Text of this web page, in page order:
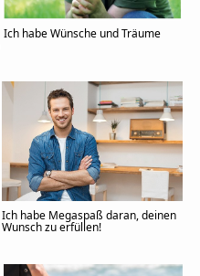
Ich habe Wünsche und Träume
Ich habe Megaspaß daran, deinen
Wunsch zu erfüllen!